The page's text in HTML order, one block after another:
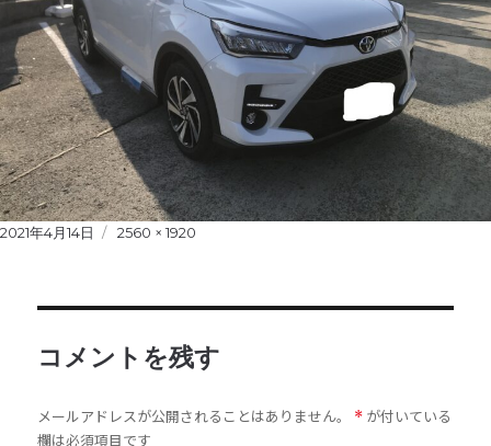
Posted
2021年4月14日
Full
2560 × 1920
コメントを残す
メールアドレスが公開されることはありません。 * が付いている
欄は必須項目です